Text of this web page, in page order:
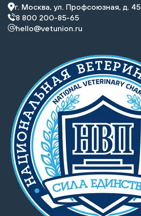
г. Москва, ул. Профсоюзная, д. 45
8 800 200-85-65
hello@vetunion.ru